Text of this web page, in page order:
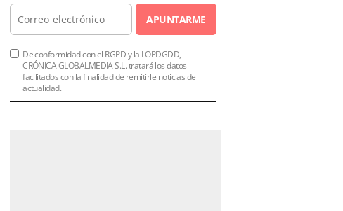
APUNTARME
De conformidad con el RGPD y la LOPDGDD,
CRÓNICA GLOBALMEDIA S.L. tratará los datos
facilitados con la finalidad de remitirle noticias de
actualidad.